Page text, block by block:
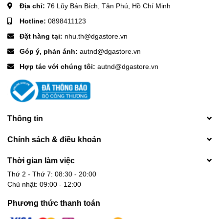
Địa chỉ: 76 Lũy Bán Bích, Tân Phú, Hồ Chí Minh
Hotline: 0898411123
Đặt hàng tại: nhu.th@dgastore.vn
Góp ý, phản ánh: autnd@dgastore.vn
Hợp tác với chúng tôi: autnd@dgastore.vn
Thông tin
Chính sách & điều khoản
Thời gian làm việc
Thứ 2 - Thứ 7: 08:30 - 20:00
Chủ nhật: 09:00 - 12:00
Phương thức thanh toán